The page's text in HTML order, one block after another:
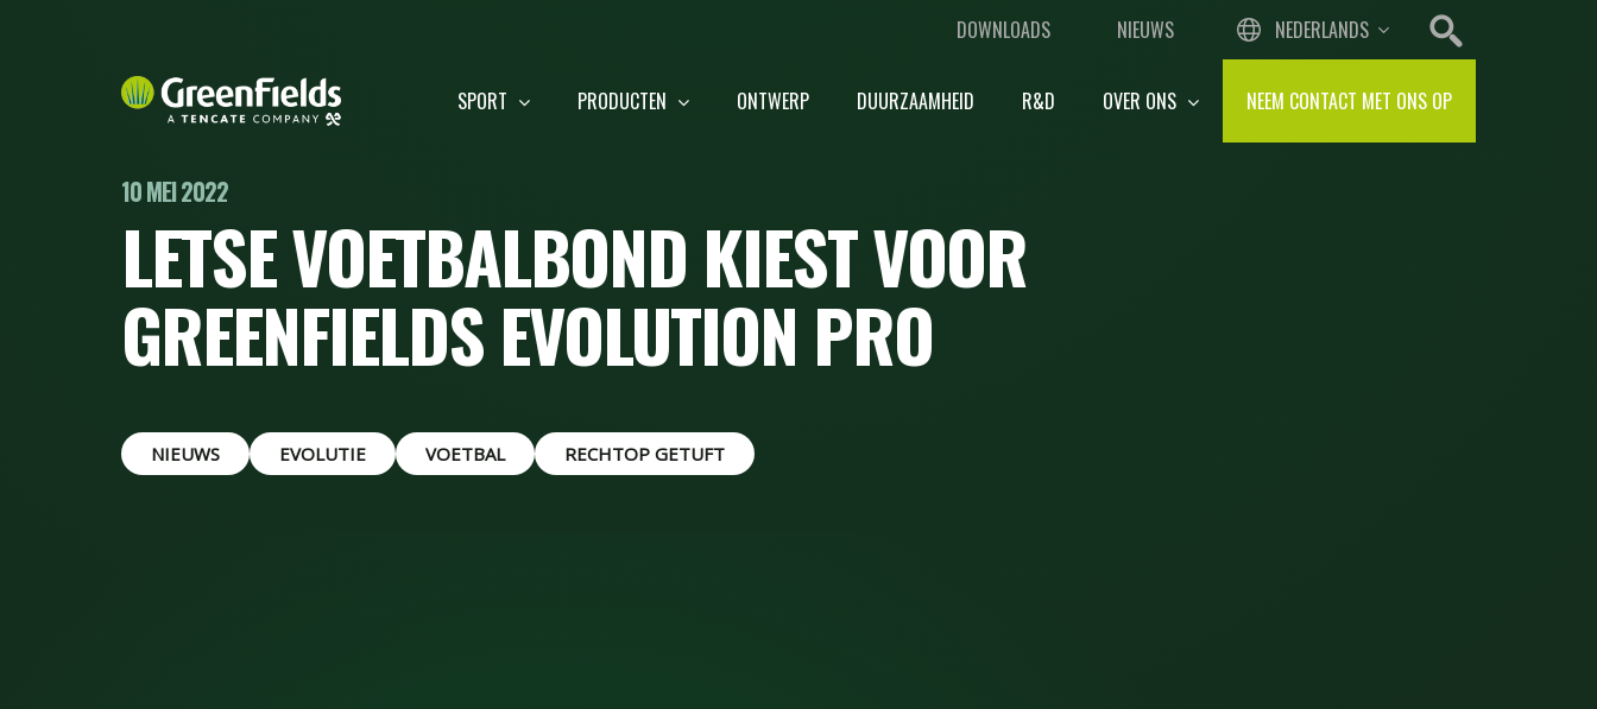
DOWNLOADS NIEUWS NEDERLANDS
SPORT PRODUCTEN ONTWERP DUURZAAMHEID R&D OVER ONS NEEM CONTACT MET ONS OP
10 MEI 2022
LETSE VOETBALBOND KIEST VOOR
GREENFIELDS EVOLUTION PRO
EVOLUTIE VOETBAL
NIEUWS RECHTOP GETUFT